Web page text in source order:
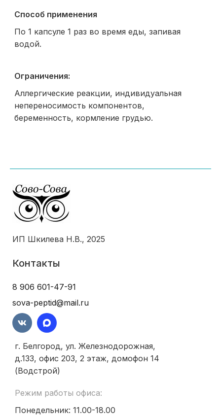
Способ применения
По 1 капсуле 1 раз во время еды, запивая
водой.
Ограничения:
Аллергические реакции, индивидуальная
непереносимость компонентов,
беременность, кормление грудью.
ИП Шкилева Н.В., 2025
Контакты
8 906 601-47-91
sova-peptid@mail.ru
г. Белгород, ул. Железнодорожная,
д.133, офис 203, 2 этаж, домофон 14
(Водстрой)
Режим работы офиса:
Понедельник: 11.00-18.00